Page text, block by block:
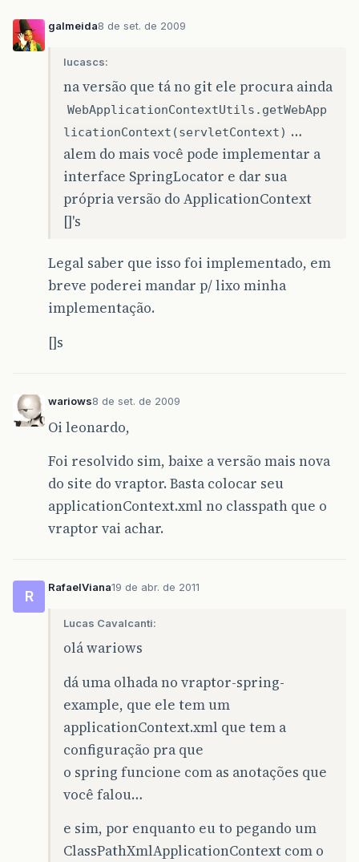
galmeida8 de set. de 2009
lucascs:
na versão que tá no git ele procura ainda
WebApplicationContextUtils.getWebApp
licationContext(servletContext) …
alem do mais você pode implementar a
interface SpringLocator e dar sua
própria versão do ApplicationContext
[]'s
Legal saber que isso foi implementado, em
breve poderei mandar p/ lixo minha
implementação.
[]s
wariows8 de set. de 2009
Oi leonardo,
Foi resolvido sim, baixe a versão mais nova
do site do vraptor. Basta colocar seu
applicationContext.xml no classpath que o
vraptor vai achar.
R
RafaelViana19 de abr. de 2011
Lucas Cavalcanti:
olá wariows
dá uma olhada no vraptor-spring-
example, que ele tem um
applicationContext.xml que tem a
configuração pra que
o spring funcione com as anotações que
você falou…
e sim, por enquanto eu to pegando um
ClassPathXmlApplicationContext com o